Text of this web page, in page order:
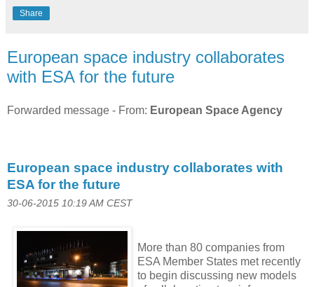
Share
European space industry collaborates
with ESA for the future
Forwarded message - From: European Space Agency
European space industry collaborates with
ESA for the future
30-06-2015 10:19 AM CEST
More than 80 companies from
ESA Member States met recently
to begin discussing new models